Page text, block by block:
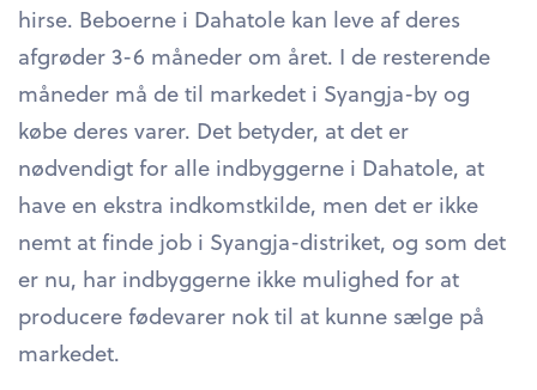
hirse. Beboerne i Dahatole kan leve af deres
afgrøder 3-6 måneder om året. I de resterende
måneder må de til markedet i Syangja-by og
købe deres varer. Det betyder, at det er
nødvendigt for alle indbyggerne i Dahatole, at
have en ekstra indkomstkilde, men det er ikke
nemt at finde job i Syangja-distriket, og som det
er nu, har indbyggerne ikke mulighed for at
producere fødevarer nok til at kunne sælge på
markedet.